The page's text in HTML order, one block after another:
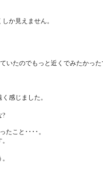
か見えません。
いたのでもっと近くでみたかった
感じました。
?
たこと････。